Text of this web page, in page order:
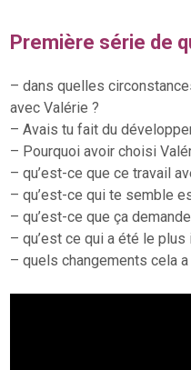
Première série de
– dans quelles
avec Valérie ?
– Avais tu fait du
– Pourquoi avoir choisi
– qu’est-ce que ce travail
– qu’est-ce qui te semble
– qu’est-ce que ça
– qu’est ce qui a été le
– quels changements cela a